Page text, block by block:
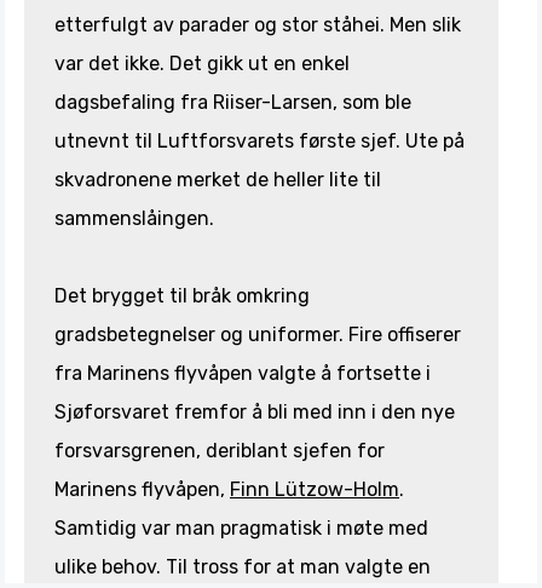
etterfulgt av parader og stor ståhei. Men slik
var det ikke. Det gikk ut en enkel
dagsbefaling fra Riiser-Larsen, som ble
utnevnt til Luftforsvarets første sjef. Ute på
skvadronene merket de heller lite til
sammenslåingen.
Det brygget til bråk omkring
gradsbetegnelser og uniformer. Fire offiserer
fra Marinens flyvåpen valgte å fortsette i
Sjøforsvaret fremfor å bli med inn i den nye
forsvarsgrenen, deriblant sjefen for
Marinens flyvåpen, Finn Lützow-Holm.
Samtidig var man pragmatisk i møte med
ulike behov. Til tross for at man valgte en